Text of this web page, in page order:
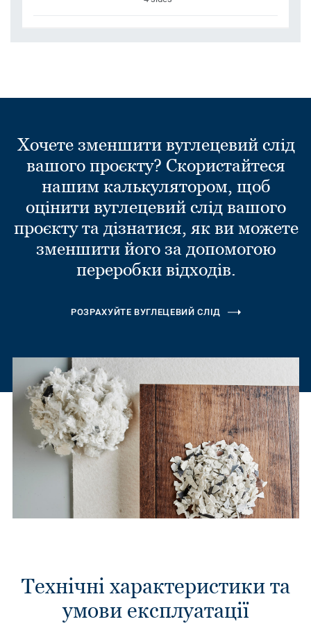
Хочете зменшити вуглецевий слід
вашого проєкту? Скористайтеся
нашим калькулятором, щоб
оцінити вуглецевий слід вашого
проєкту та дізнатися, як ви можете
зменшити його за допомогою
переробки відходів.
РОЗРАХУЙТЕ ВУГЛЕЦЕВИЙ СЛІД
Технічні характеристики та
умови експлуатації